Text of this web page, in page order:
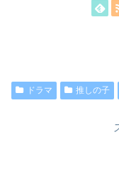
ドラマ 推しの子